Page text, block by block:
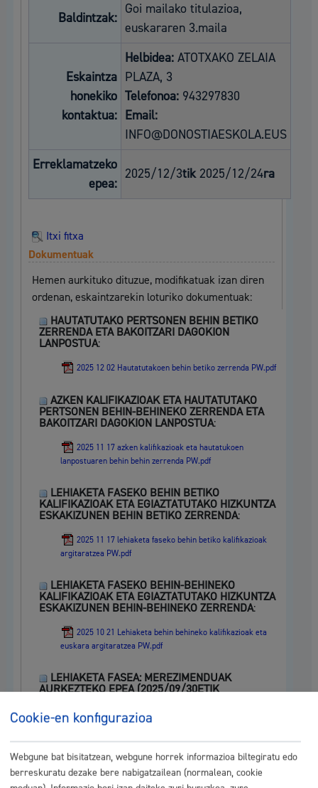
Baldintzak:
Goi mailako titulazioa,
euskararen 3.maila
Eskaintza
honekiko
kontaktua:
Helbidea: ATOTXAKO ZELAIA
PLAZA, 3
Telefonoa: 943297830
Email:
INFO@DONOSTIAESKOLA.EUS
Erreklamatzeko
epea:
2025/12/3tik2025/12/24ra
Itxi fitxa
Dokumentuak
Hemen aurkituko dituzue, modifikatuak izan diren
ordenan, eskaintzarekin loturiko dokumentuak:
HAUTATUTAKO PERTSONEN BEHIN BETIKO
ZERRENDA ETA BAKOITZARI DAGOKION
LANPOSTUA:
2025 12 02 Hautatutakoen behin betiko zerrenda PW.pdf
AZKEN KALIFIKAZIOAK ETA HAUTATUTAKO
PERTSONEN BEHIN-BEHINEKO ZERRENDA ETA
BAKOITZARI DAGOKION LANPOSTUA:
2025 11 17 azken kalifikazioak eta hautatukoen
lanpostuaren behin behin zerrenda PW.pdf
LEHIAKETA FASEKO BEHIN BETIKO
KALIFIKAZIOAK ETA EGIAZTATUTAKO HIZKUNTZA
ESKAKIZUNEN BEHIN BETIKO ZERRENDA:
2025 11 17 lehiaketa faseko behin betiko kalifikazioak
argitaratzea PW.pdf
LEHIAKETA FASEKO BEHIN-BEHINEKO
KALIFIKAZIOAK ETA EGIAZTATUTAKO HIZKUNTZA
ESKAKIZUNEN BEHIN-BEHINEKO ZERRENDA:
2025 10 21 Lehiaketa behin behineko kalifikazioak eta
euskara argitaratzea PW.pdf
LEHIAKETA FASEA: MEREZIMENDUAK
AURKEZTEKO EPEA (2025/09/30ETIK
2025 09 26 Merezimenduak aurkezteko epea
biolontxeloa.pdf
OPOSIZIO FASEKO BEHIN BETIKO EMAITZAK
Cookie-en konfigurazioa
Webgune bat bisitatzean, webgune horrek informazioa biltegiratu edo
berreskuratu dezake bere nabigatzailean (normalean, cookie